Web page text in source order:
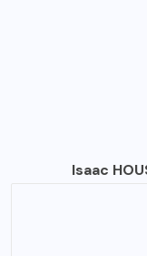
Isaac